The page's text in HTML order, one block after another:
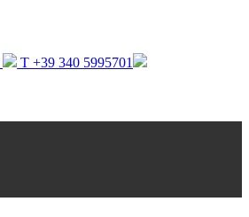
T +39 340 5995701